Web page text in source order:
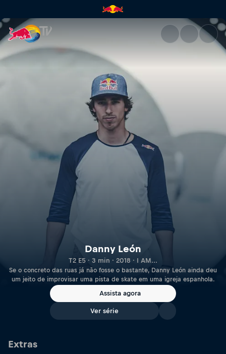
Danny León | Red Bull TV
Danny León
T2 E5 · 3 min · 2018 · I AM...
Se o concreto das ruas já não fosse o bastante, Danny León ainda deu
um jeito de improvisar uma pista de skate em uma igreja espanhola.
Assista agora
Ver série
Extras